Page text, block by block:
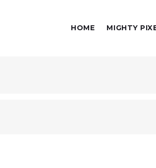
HOME MIGHTY